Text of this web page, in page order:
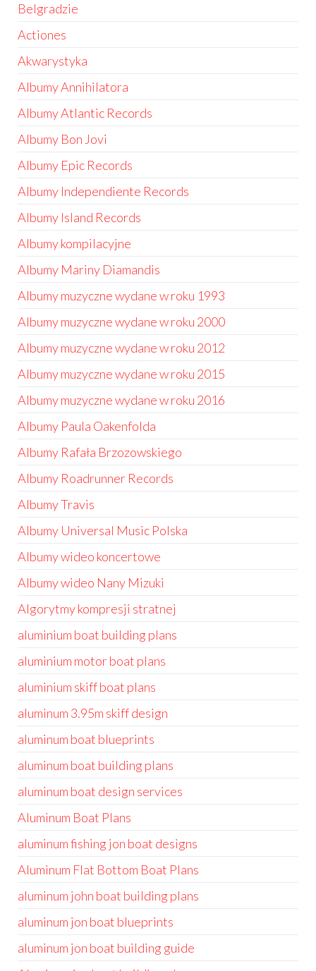
Belgradzie
Actiones
Akwarystyka
Albumy Annihilatora
Albumy Atlantic Records
Albumy Bon Jovi
Albumy Epic Records
Albumy Independiente Records
Albumy Island Records
Albumy kompilacyjne
Albumy Mariny Diamandis
Albumy muzyczne wydane w roku 1993
Albumy muzyczne wydane w roku 2000
Albumy muzyczne wydane w roku 2012
Albumy muzyczne wydane w roku 2015
Albumy muzyczne wydane w roku 2016
Albumy Paula Oakenfolda
Albumy Rafała Brzozowskiego
Albumy Roadrunner Records
Albumy Travis
Albumy Universal Music Polska
Albumy wideo koncertowe
Albumy wideo Nany Mizuki
Algorytmy kompresji stratnej
aluminium boat building plans
aluminium motor boat plans
aluminium skiff boat plans
aluminum 3.95m skiff design
aluminum boat blueprints
aluminum boat building plans
aluminum boat design services
Aluminum Boat Plans
aluminum fishing jon boat designs
Aluminum Flat Bottom Boat Plans
aluminum john boat building plans
aluminum jon boat blueprints
aluminum jon boat building guide